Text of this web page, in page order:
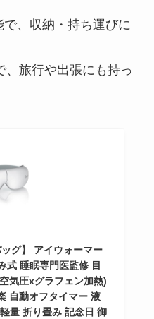
、収納・持ち運びに
、旅行や出張にも持っ
グ】 アイウォーマー
式 睡眠専門医監修 目
気圧xグラフェン加熱)
自動オフタイマー 液
量 折り畳み 記念日 御